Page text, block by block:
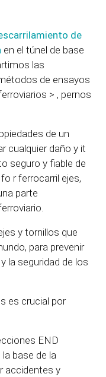
de
en el túnel de base
las
de ensayos
> , pernos
de un
cualquier daño y it
seguro y fiable de
fo rferrocarril ejes,
parte
y tornillos que
para prevenir
la seguridad de los
es crucial por
END
base de la
accidentes y